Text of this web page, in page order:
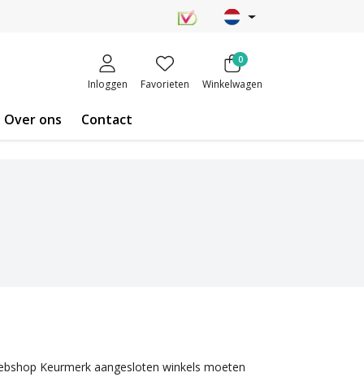
Inloggen Favorieten
0
Winkelwagen
Over ons Contact
Keurmerk aangesloten winkels moeten